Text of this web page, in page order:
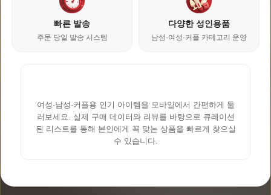
빠른 발송
주문 당일 발송 시스템
다양한 성인용품
남성·여성·커플 카테고리 운영
여성·남성·커플용 인기 아이템을 모바일에서 간편하게 둘
러보세요. 실제 구매 데이터와 리뷰를 바탕으로 큐레이션
된 리스트를 통해 본인에게 꼭 맞는 상품을 빠르게 찾으실
수 있습니다.